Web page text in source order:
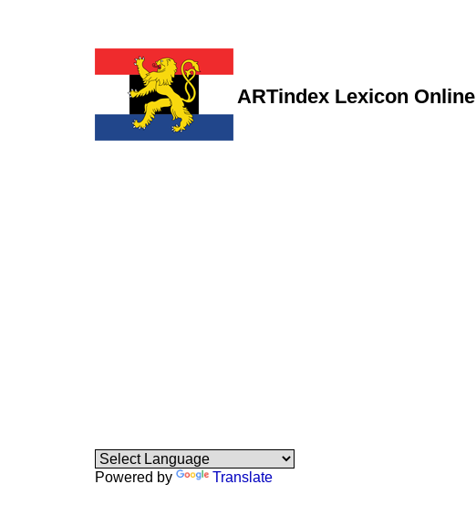
ARTindex Lexicon Online
Powered by Translate